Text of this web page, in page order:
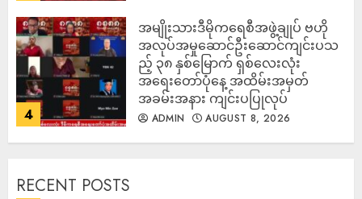
4
အမျိုးသားဒီမိုကရေစီအဖွဲ့ချုပ် ဗဟို
အလုပ်အမှုဆောင်ဦးဆောင်ကျင်းပသ
ည့် ၃၈ နှစ်မြောက် ရှစ်လေးလုံး
အရေးတော်ပုံနေ့ အထိမ်းအမှတ်
အခမ်းအနား ကျင်းပပြုလုပ်
ADMIN AUGUST 8, 2026
RECENT POSTS